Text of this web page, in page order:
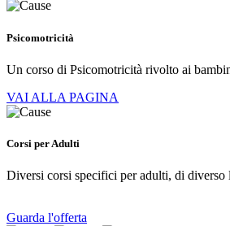
Psicomotricità
Un corso di Psicomotricità rivolto ai
VAI ALLA PAGINA
Corsi per Adulti
Diversi corsi specifici per adulti, di diverso
Guarda l'offerta